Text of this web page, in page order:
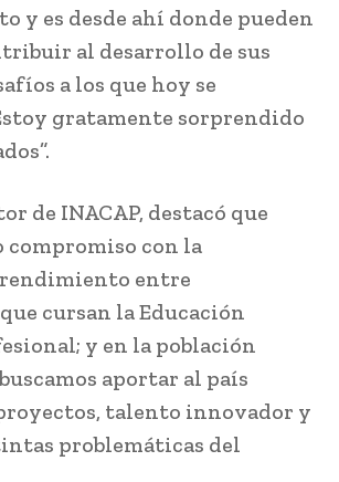
y es desde ahí donde pueden
al desarrollo de sus
a los que hoy se
gratamente sorprendido
de INACAP, destacó que
compromiso con la
entre
cursan la Educación
y en la población
aportar al país
talento innovador y
problemáticas del